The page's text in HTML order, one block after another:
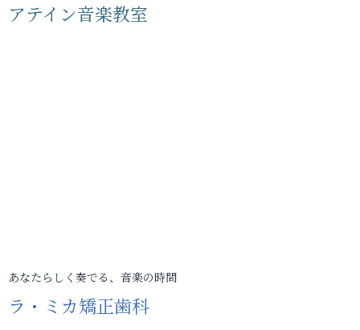
アテイン音楽教室
あなたらしく奏でる、音楽の時間
ラ・ミカ矯正歯科